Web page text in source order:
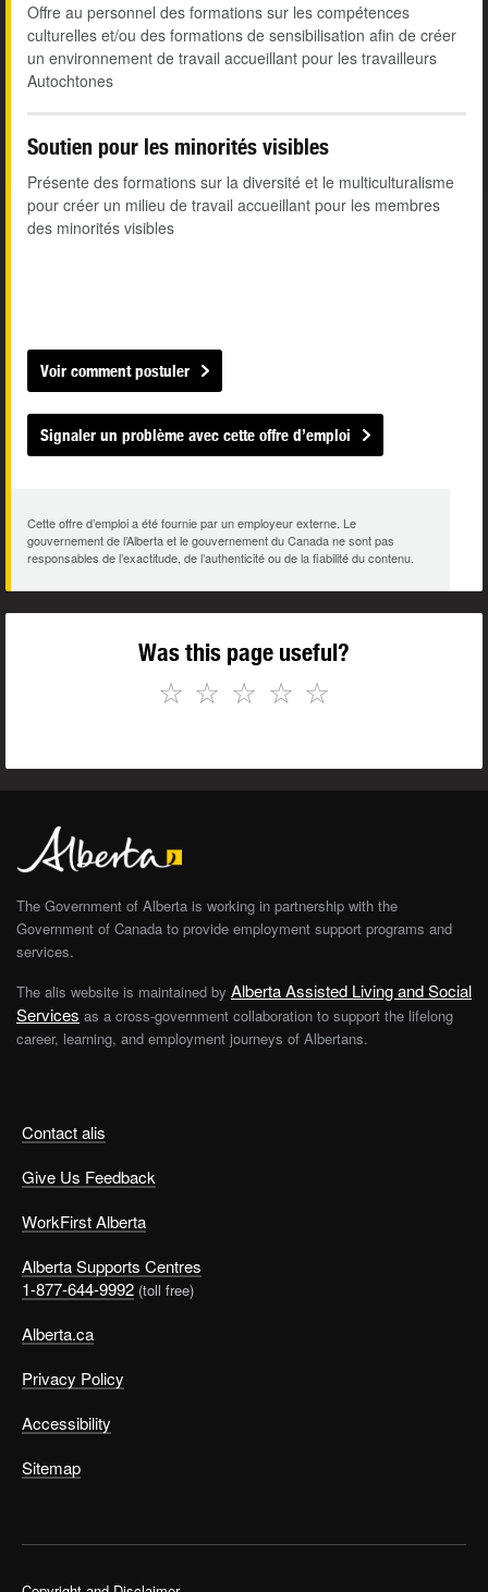
Offre au personnel des formations sur les compétences
culturelles et/ou des formations de sensibilisation afin de créer
un environnement de travail accueillant pour les travailleurs
Autochtones
Soutien pour les minorités visibles
Présente des formations sur la diversité et le multiculturalisme
pour créer un milieu de travail accueillant pour les membres
des minorités visibles
Voir comment postuler
Signaler un problème avec cette offre d’emploi
Cette offre d’emploi a été fournie par un employeur externe. Le
gouvernement de l’Alberta et le gouvernement du Canada ne sont pas
responsables de l’exactitude, de l’authenticité ou de la fiabilité du contenu.
Was this page useful?
☆
☆
☆
☆
☆
Contact alis
Give Us Feedback
WorkFirst Alberta
Alberta Supports Centres
1-877-644-9992 (toll free)
Alberta.ca
Privacy Policy
Accessibility
Sitemap
The Government of Alberta is working in partnership with the
Government of Canada to provide employment support programs and
services.
The alis website is maintained by Alberta Assisted Living and Social
Services as a cross-government collaboration to support the lifelong
career, learning, and employment journeys of Albertans.